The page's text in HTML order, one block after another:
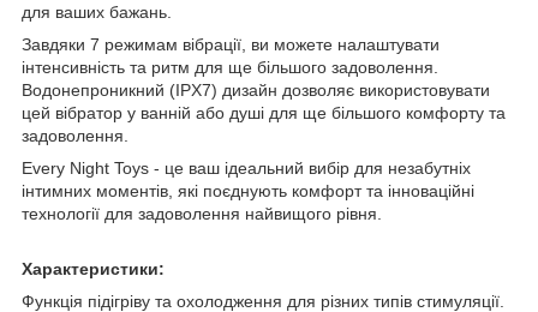
для ваших бажань.
Завдяки 7 режимам вібрації, ви можете налаштувати
інтенсивність та ритм для ще більшого задоволення.
Водонепроникний (IPX7) дизайн дозволяє використовувати
цей вібратор у ванній або душі для ще більшого комфорту та
задоволення.
Every Night Toys - це ваш ідеальний вибір для незабутніх
інтимних моментів, які поєднують комфорт та інноваційні
технології для задоволення найвищого рівня.
Характеристики:
Функція підігріву та охолодження для різних типів стимуляції.